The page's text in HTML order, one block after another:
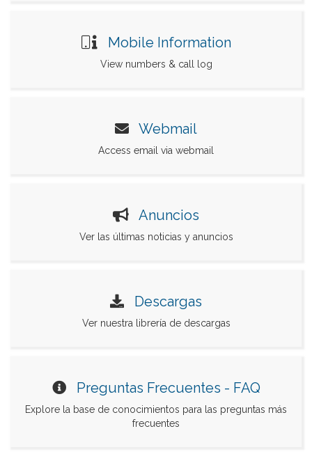
Mobile Information
View numbers & call log
Webmail
Access email via webmail
Anuncios
Ver las últimas noticias y anuncios
Descargas
Ver nuestra librería de descargas
Preguntas Frecuentes - FAQ
Explore la base de conocimientos para las preguntas más
frecuentes